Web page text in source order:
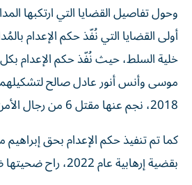
وحول تفاصيل القضايا التي ارتكبها
أولى القضايا التي نُفّذ حكم الإعدام
خلية السلط، حيث نُفّذ حكم الإعدام
موسى وأنس أنور عادل صالح
2018، نجم عنها مقتل 6 من رجال الأمن.
كما تم تنفيذ حكم الإعدام بحق
بقضية إرهابية عام 2022، راح ضحيتها ضابط كبير برتبة عميد.